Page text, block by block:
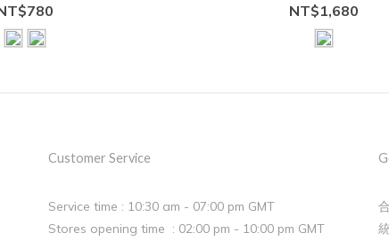
NT$1,680
Customer Service
Service time : 10:30 am - 07:00 pm GMT
Stores opening time : 02:00 pm - 10:00 pm GMT